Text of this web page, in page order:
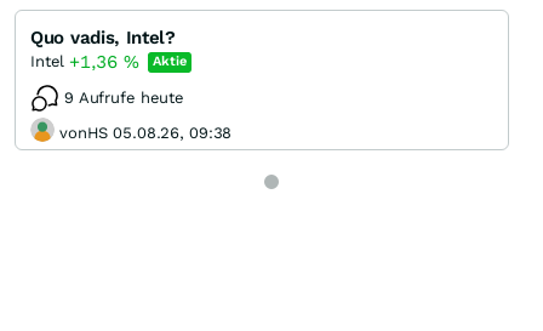
Quo vadis, Intel?
Intel +1,36 % Aktie
9 Aufrufe heute
vonHS 05.08.26, 09:38